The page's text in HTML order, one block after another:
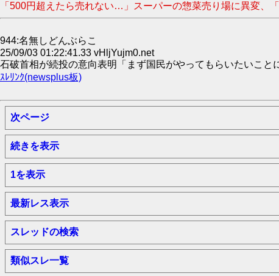
「500円超えたら売れない…」スーパーの惣菜売り場に異変
944:名無しどんぶらこ
25/09/03 01:22:41.33 vHljYujm0.net
石破首相が続投の意向表明「まず国民がやってもらいたいこ
ｽﾚﾘﾝｸ(newsplus板)
次ページ
続きを表示
1を表示
最新レス表示
スレッドの検索
類似スレ一覧